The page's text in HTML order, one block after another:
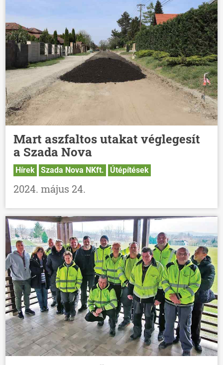
ÖNKORMÁNYZAT
ÜGYINTÉZÉS
KÖZÖSSÉG
Mart aszfaltos utakat véglegesít
a Szada Nova
Hírek Szada Nova NKft. Útépítések
2024. május 24.